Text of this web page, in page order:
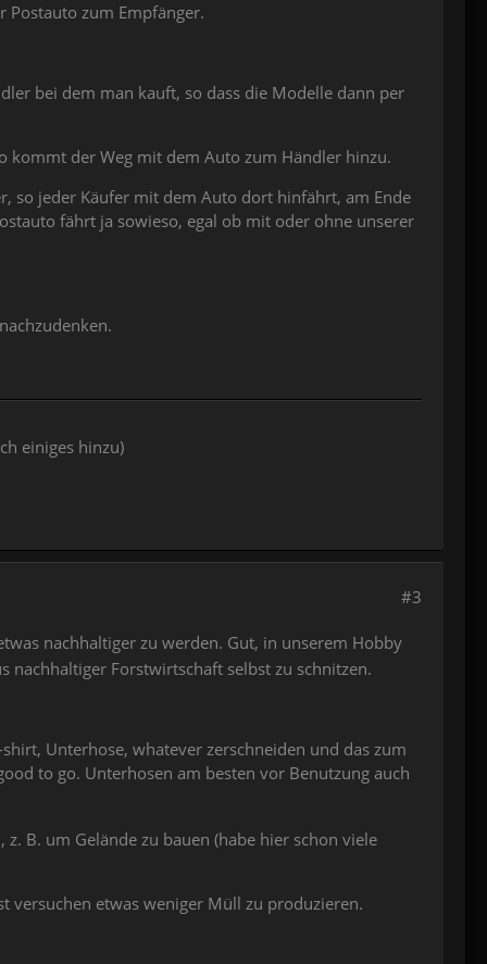
Postauto zum Empfänger.
bei dem man kauft, so dass die Modelle dann per
kommt der Weg mit dem Auto zum Händler hinzu.
so jeder Käufer mit dem Auto dort hinfährt, am Ende
fährt ja sowieso, egal ob mit oder ohne unserer
einiges hinzu)
#3
nachhaltiger zu werden. Gut, in unserem Hobby
nachhaltiger Forstwirtschaft selbst zu schnitzen.
Unterhose, whatever zerschneiden und das zum
to go. Unterhosen am besten vor Benutzung auch
B. um Gelände zu bauen (habe hier schon viele
versuchen etwas weniger Müll zu produzieren.